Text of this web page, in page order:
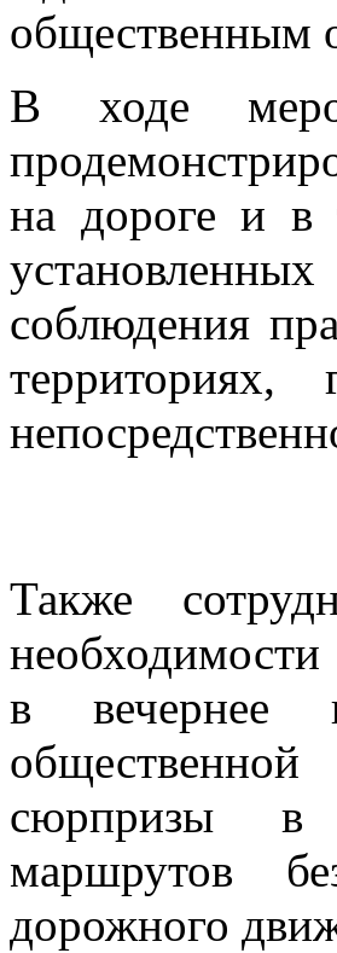
общественным
В ходе
на дороге и в
соблюдения
Также
в вечернее
сюрпризы в
маршрутов
дорожного